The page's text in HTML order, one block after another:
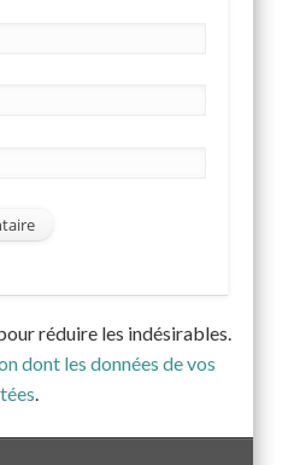
réduire les indésirables.
dont les données de vos
.